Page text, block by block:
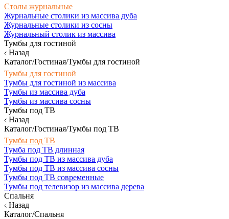
Столы журнальные
Журнальные столики из массива дуба
Журнальные столики из сосны
Журнальный столик из массива
Тумбы для гостиной
Назад
Каталог/Гостиная/Тумбы для гостиной
Тумбы для гостиной
Тумбы для гостиной из массива
Тумбы из массива дуба
Тумбы из массива сосны
Тумбы под ТВ
Назад
Каталог/Гостиная/Тумбы под ТВ
Тумбы под ТВ
Тумба под ТВ длинная
Тумбы под ТВ из массива дуба
Тумбы под ТВ из массива сосны
Тумбы под ТВ современные
Тумбы под телевизор из массива дерева
Спальня
Назад
Каталог/Спальня